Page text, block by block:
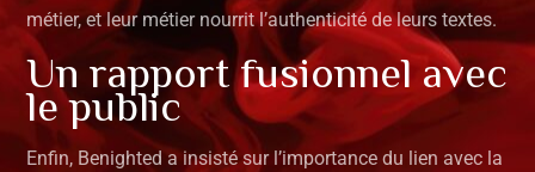
métier, et leur métier nourrit l’authenticité de leurs textes.
Un rapport fusionnel avec
le public
Enfin, Benighted a insisté sur l’importance du lien avec la